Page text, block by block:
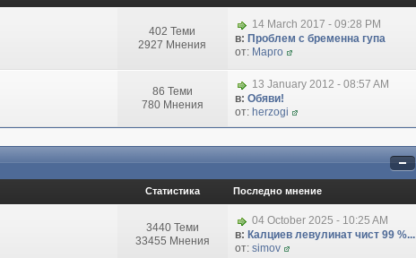
402 Теми
2927 Мнения
14 March 2017 - 09:28 PM
в: Проблем с бременна гупа
от: Марго
86 Теми
780 Мнения
13 January 2012 - 08:57 AM
в: Обяви!
от: herzogi
Статистика Последно мнение
3440 Теми
33455 Мнения
04 October 2025 - 10:25 AM
в: Калциев левулинат чист 99 %...
от: simov